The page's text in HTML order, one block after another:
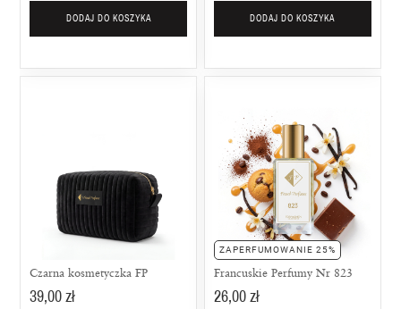
DODAJ DO KOSZYKA DODAJ DO KOSZYKA
Czarna kosmetyczka FP
39,00 zł
ZAPERFUMOWANIE 25%
Francuskie Perfumy Nr 823
26,00 zł